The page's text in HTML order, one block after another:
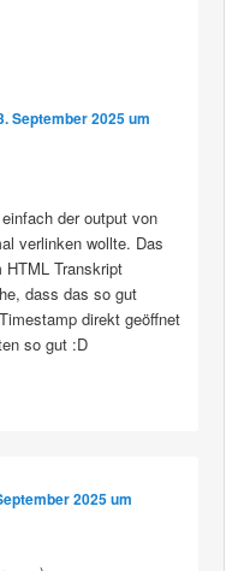
September 2025 um
der output von
verlinken wollte. Das
HTML Transkript
dass das so gut
direkt geöffnet
so gut :D
2025 um